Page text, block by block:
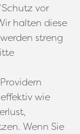
vor
halten diese
streng
wie
Wenn Sie